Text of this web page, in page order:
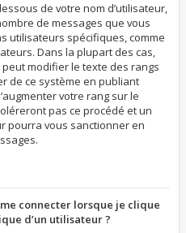
de votre nom d’utilisateur,
de messages que vous
utilisateurs spécifiques, comme
Dans la plupart des cas,
modifier le texte des rangs
de ce système en publiant
votre rang sur le
pas ce procédé et un
pourra vous sanctionner en
connecter lorsque je clique
d’un utilisateur ?